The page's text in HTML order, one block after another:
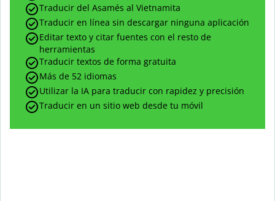
Traducir del Asamés al Vietnamita
Traducir en línea sin descargar ninguna aplicación
Editar texto y citar fuentes con el resto de
herramientas
Traducir textos de forma gratuita
Más de 52 idiomas
Utilizar la IA para traducir con rapidez y precisión
Traducir en un sitio web desde tu móvil